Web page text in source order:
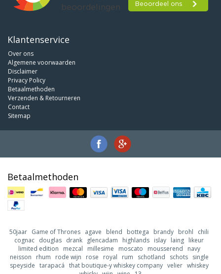
Klantenservice
Over ons
Algemene voorwaarden
Disclaimer
Privacy Policy
Betaalmethoden
Verzenden & Retourneren
Contact
Sitemap
Betaalmethoden
50jaar Game of Thrones agave blend bottega brandy brohl
chili
cognac douglas drank glencadam highlands islay laing likeur
limited edition
mezcal millesime moscato mousserend
navy
neisson
rhum rode wijn rose royal rum schotland schots
single
speyside tarapacá that boutique-y whiskey company velier whiskey